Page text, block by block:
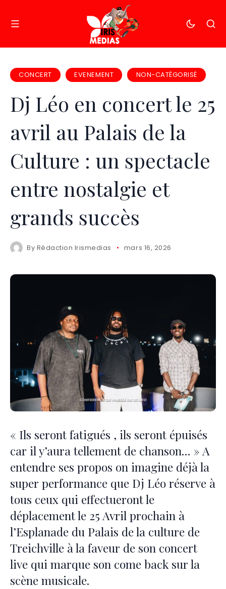
CONCERT EVENEMENT NON-CATÉGORISÉ
Dj Léo en concert le 25
avril au Palais de la
Culture : un spectacle
entre nostalgie et
grands succès
By Rédaction Irismedias mars 16, 2026
« Ils seront fatigués , ils seront épuisés
car il y’aura tellement de chanson… » A
entendre ses propos on imagine déjà la
super performance que Dj Léo réserve à
tous ceux qui effectueront le
déplacement le 25 Avril prochain à
l’Esplanade du Palais de la culture de
Treichville à la faveur de son concert
live qui marque son come back sur la
scène musicale.